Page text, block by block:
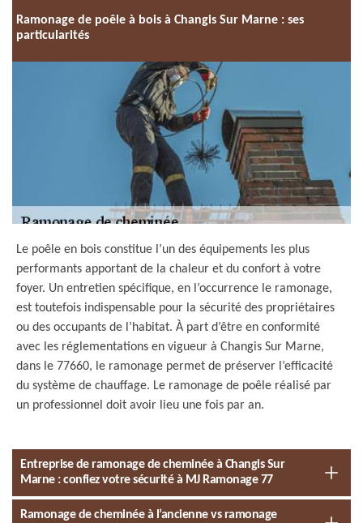
Ramonage de poêle à bois à Changis Sur Marne : ses
particularités
Le poêle en bois constitue l’un des équipements les plus
performants apportant de la chaleur et du confort à votre
foyer. Un entretien spécifique, en l’occurrence le ramonage,
est toutefois indispensable pour la sécurité des propriétaires
ou des occupants de l’habitat. À part d’être en conformité
avec les réglementations en vigueur à Changis Sur Marne,
dans le 77660, le ramonage permet de préserver l’efficacité
du système de chauffage. Le ramonage de poêle réalisé par
un professionnel doit avoir lieu une fois par an.
Entreprise de ramonage de cheminée à Changis Sur
Marne : confiez votre sécurité à MJ Ramonage 77
Ramonage de cheminée à l’ancienne vs ramonage